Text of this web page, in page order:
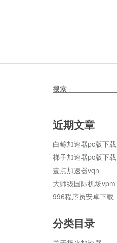
搜索
近期文章
白鲸加速器pc版下载
梯子加速器pc版下载
壹点加速器vqn
大师级国际机场vpm
996程序员安卓下载
分类目录